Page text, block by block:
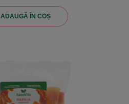
ADAUGĂ ÎN COȘ